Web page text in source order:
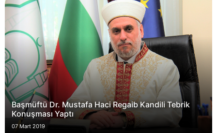
Başmüftü Dr. Mustafa Haci Regaib Kandili Tebrik
Konuşması Yaptı
07 Mart 2019